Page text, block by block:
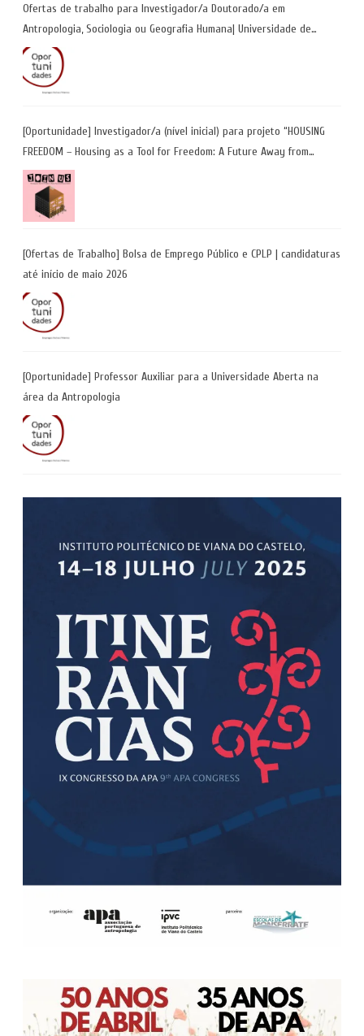
Ofertas de trabalho para Investigador/a Doutorado/a em
Antropologia, Sociologia ou Geografia Humana| Universidade de
Coimbra | Candidaturas até 29 de maio 2026
[Oportunidade] Investigador/a (nível inicial) para projeto “HOUSING
FREEDOM – Housing as a Tool for Freedom: A Future Away from
Incarceration” | até 8 de maio
[Ofertas de Trabalho] Bolsa de Emprego Público e CPLP | candidaturas
até início de maio 2026
[Oportunidade] Professor Auxiliar para a Universidade Aberta na
área da Antropologia